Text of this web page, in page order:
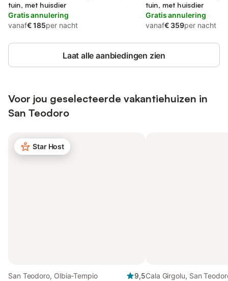
tuin, met huisdier
Gratis annulering
vanaf€ 185per nacht
tuin, met huisdier
Gratis annulering
vanaf€ 359per nacht
Laat alle aanbiedingen zien
Voor jou geselecteerde vakantiehuizen in
San Teodoro
Star Host
San Teodoro, Olbia-Tempio
9,5Cala Girgolu, San